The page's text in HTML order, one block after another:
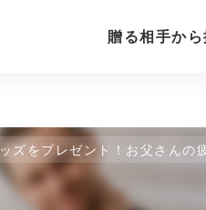
贈る相手から
プレゼント！お父さんの疲れを解消